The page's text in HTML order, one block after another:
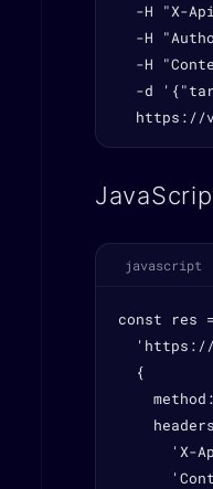
-H "X-
-H
-H
-d
https://
javascript
const res
  {
'X-